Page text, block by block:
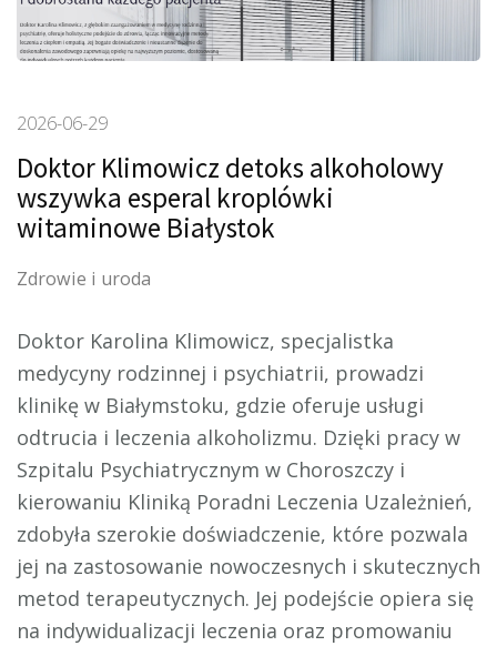
2026-06-29
Doktor Klimowicz detoks alkoholowy
wszywka esperal kroplówki
witaminowe Białystok
Zdrowie i uroda
Doktor Karolina Klimowicz, specjalistka
medycyny rodzinnej i psychiatrii, prowadzi
klinikę w Białymstoku, gdzie oferuje usługi
odtrucia i leczenia alkoholizmu. Dzięki pracy w
Szpitalu Psychiatrycznym w Choroszczy i
kierowaniu Kliniką Poradni Leczenia Uzależnień,
zdobyła szerokie doświadczenie, które pozwala
jej na zastosowanie nowoczesnych i skutecznych
metod terapeutycznych. Jej podejście opiera się
na indywidualizacji leczenia oraz promowaniu